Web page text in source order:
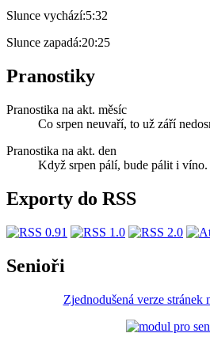
Slunce vychází:5:32
Slunce zapadá:20:25
Pranostiky
Pranostika na akt. měsíc
Co srpen neuvaří, to už září
Pranostika na akt. den
Když srpen pálí, bude pálit i víno.
Exporty do RSS
Senioři
Zjednodušená verze stránek